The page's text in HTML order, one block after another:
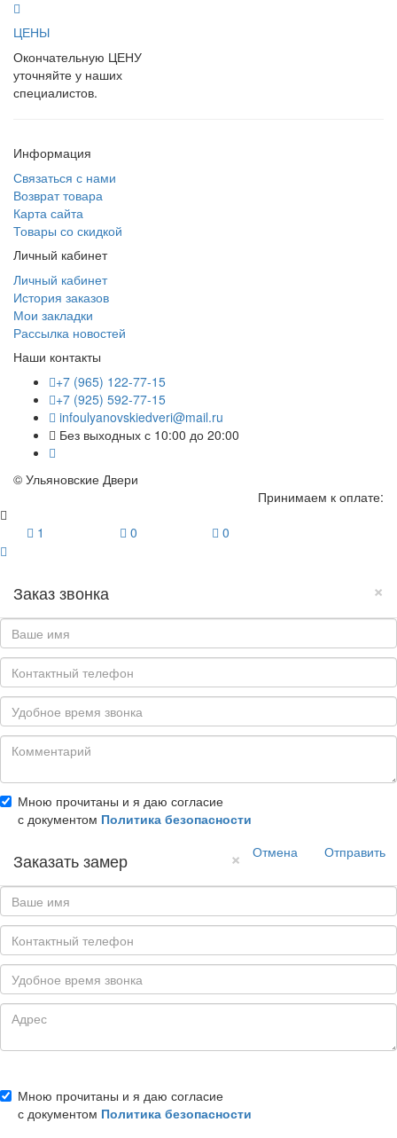
ЦЕНЫ
Окончательную ЦЕНУ
уточняйте у наших
специалистов.
Информация
Связаться с нами
Возврат товара
Карта сайта
Товары со скидкой
Личный кабинет
Личный кабинет
История заказов
Мои закладки
Рассылка новостей
Наши контакты
+7 (965) 122-77-15
+7 (925) 592-77-15
infoulyanovskiedveri@mail.ru
Без выходных с 10:00 до 20:00
© Ульяновские Двери
Принимаем к оплате:
1
0 0
×
Заказ звонка
Мною прочитаны и я даю согласие
с документом Политика безопасности
Отмена
Отправить
×
Заказать замер
Мною прочитаны и я даю согласие
с документом Политика безопасности